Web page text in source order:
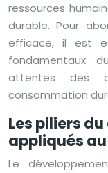
ressources
durable. Pour
efficace, il est
fondamentaux
attentes des
consommation
Les piliers
appliqués
Le